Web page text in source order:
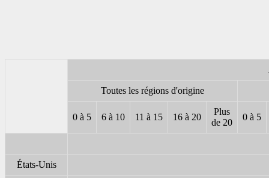
Toutes les régions d'origine
0 à 5 6 à 10 11 à 15 16 à 20
Plus
de 20
0 à 5
États-Unis